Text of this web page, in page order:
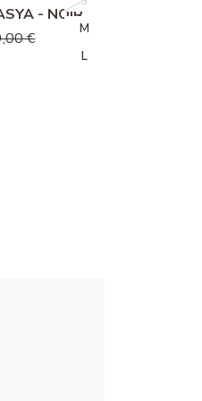
M
L
- NOIR
€
M
L